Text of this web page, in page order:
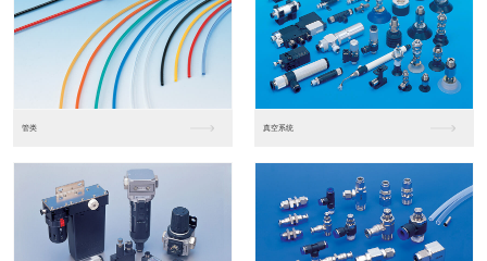
进口松下PLC2 进口松下PLC